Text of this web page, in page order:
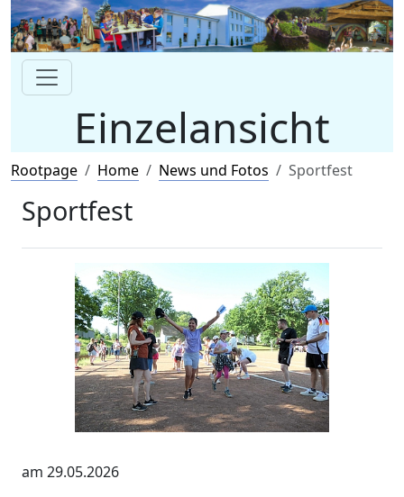
Einzelansicht
Rootpage Home News und Fotos Sportfest
Sportfest
am 29.05.2026